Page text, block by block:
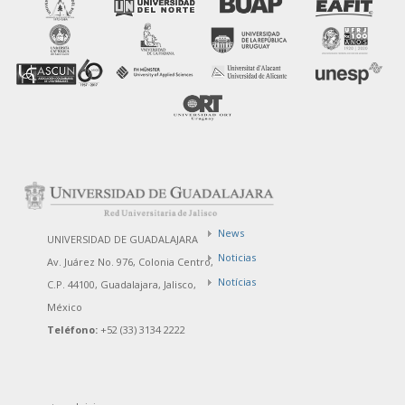
UNIVERSIDAD DE GUADALAJARA
Av. Juárez No. 976, Colonia Centro,
C.P. 44100, Guadalajara, Jalisco,
México
Teléfono: +52 (33) 3134 2222
News
Noticias
Notícias